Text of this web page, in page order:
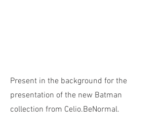
Present in the background for the
presentation of the new Batman
collection from Celio.BeNormal.